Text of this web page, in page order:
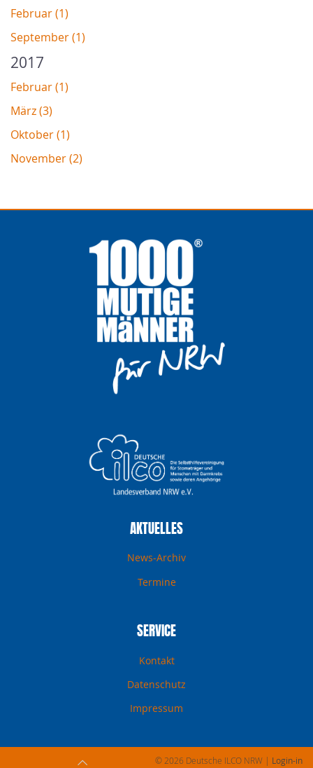
Februar (1)
September (1)
2017
Februar (1)
März (3)
Oktober (1)
November (2)
AKTUELLES
News-Archiv
Termine
SERVICE
Kontakt
Datenschutz
Impressum
© 2026 Deutsche ILCO NRW | Login-in